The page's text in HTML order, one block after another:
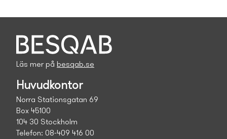
Läs mer på besqab.se
Huvudkontor
Norra Stationsgatan 69
Box 45100
104 30 Stockholm
Telefon: 08-409 416 00